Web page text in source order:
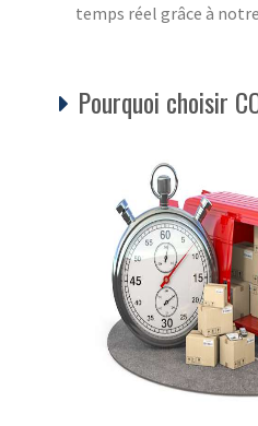
temps réel grâce à
Pourquoi choisir